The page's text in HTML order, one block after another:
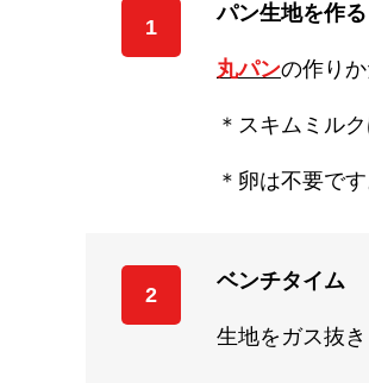
1
パン生地を作る
丸パンの作りか
＊スキムミル
＊卵は不要です
2
ベンチタイム
生地をガス抜